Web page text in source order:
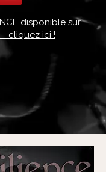
disponible sur
cliquez ici !